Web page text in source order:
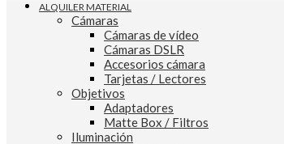
ALQUILER MATERIAL
Cámaras
Cámaras de vídeo
Cámaras DSLR
Accesorios cámara
Tarjetas / Lectores
Objetivos
Adaptadores
Matte Box / Filtros
Iluminación